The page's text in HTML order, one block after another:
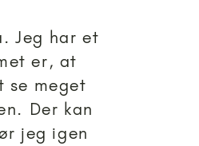
Jeg har et
er, at
se meget
Der kan
jeg igen